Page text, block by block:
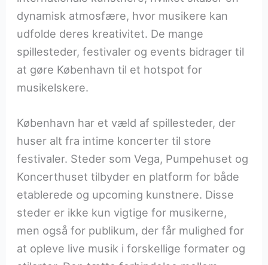
dynamisk atmosfære, hvor musikere kan
udfolde deres kreativitet. De mange
spillesteder, festivaler og events bidrager til
at gøre København til et hotspot for
musikelskere.
København har et væld af spillesteder, der
huser alt fra intime koncerter til store
festivaler. Steder som Vega, Pumpehuset og
Koncerthuset tilbyder en platform for både
etablerede og upcoming kunstnere. Disse
steder er ikke kun vigtige for musikerne,
men også for publikum, der får mulighed for
at opleve live musik i forskellige formater og